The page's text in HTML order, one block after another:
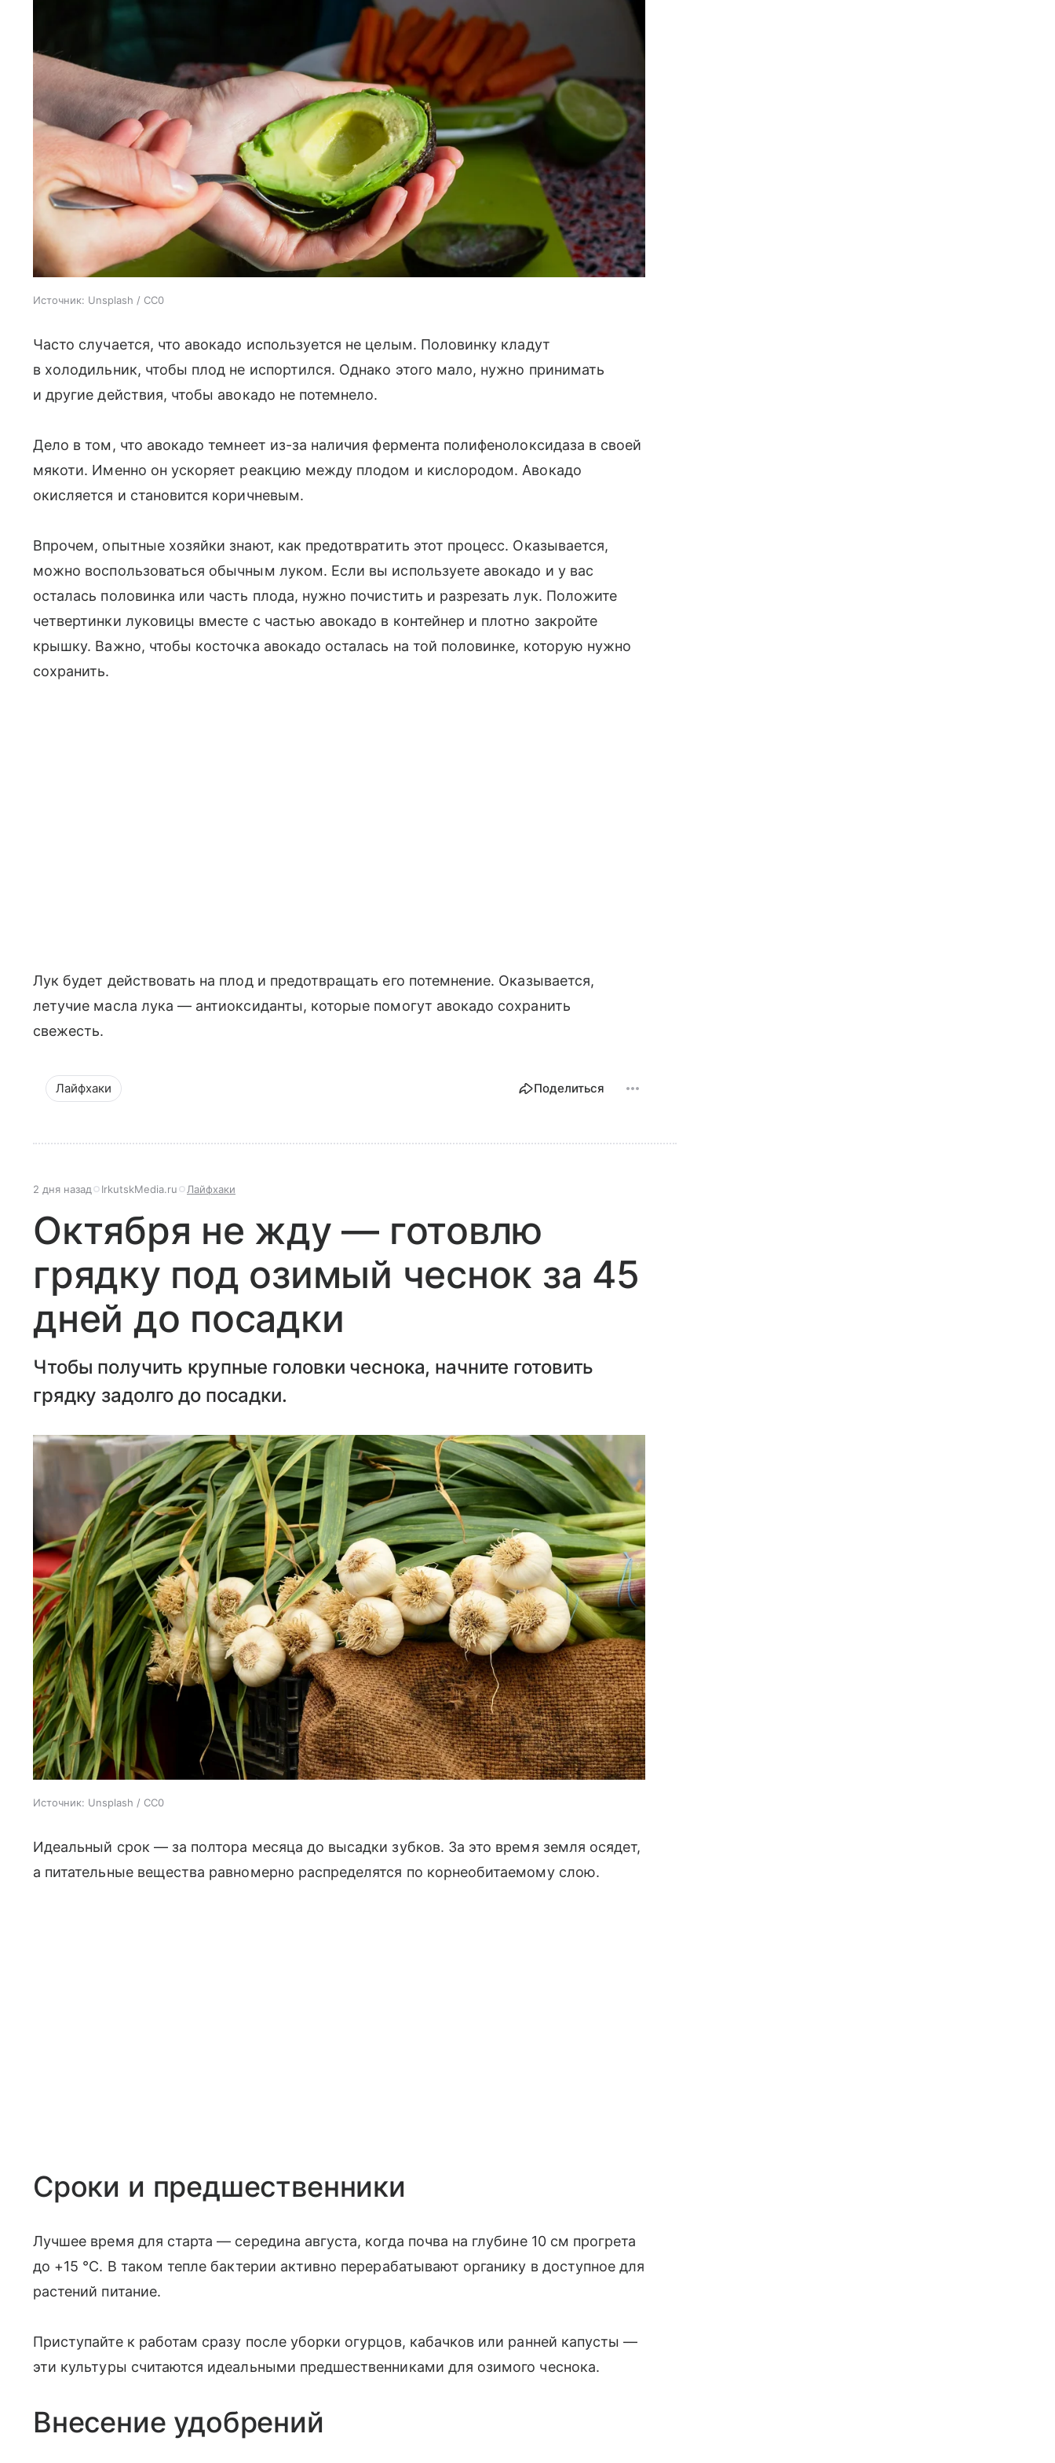
Источник: Unsplash / CC0
Часто случается, что авокадо используется не целым. Половинку кладут
в холодильник, чтобы плод не испортился. Однако этого мало, нужно принимать
и другие действия, чтобы авокадо не потемнело.
Дело в том, что авокадо темнеет из-за наличия фермента полифенолоксидаза в своей
мякоти. Именно он ускоряет реакцию между плодом и кислородом. Авокадо
окисляется и становится коричневым.
Впрочем, опытные хозяйки знают, как предотвратить этот процесс. Оказывается,
можно воспользоваться обычным луком. Если вы используете авокадо и у вас
осталась половинка или часть плода, нужно почистить и разрезать лук. Положите
четвертинки луковицы вместе с частью авокадо в контейнер и плотно закройте
крышку. Важно, чтобы косточка авокадо осталась на той половинке, которую нужно
сохранить.
Лук будет действовать на плод и предотвращать его потемнение. Оказывается,
летучие масла лука — антиоксиданты, которые помогут авокадо сохранить
свежесть.
Лайфхаки Поделиться
2 дня назад IrkutskMedia.ru Лайфхаки
Октября не жду — готовлю
грядку под озимый чеснок за 45
дней до посадки
Чтобы получить крупные головки чеснока, начните готовить
грядку задолго до посадки.
Источник: Unsplash / CC0
Идеальный срок — за полтора месяца до высадки зубков. За это время земля осядет,
а питательные вещества равномерно распределятся по корнеобитаемому слою.
Сроки и предшественники
Лучшее время для старта — середина августа, когда почва на глубине 10 см прогрета
до +15 °C. В таком тепле бактерии активно перерабатывают органику в доступное для
растений питание.
Приступайте к работам сразу после уборки огурцов, кабачков или ранней капусты —
эти культуры считаются идеальными предшественниками для озимого чеснока.
Внесение удобрений